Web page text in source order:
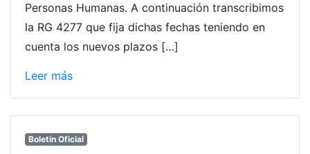
Personas Humanas. A continuación transcribimos
la RG 4277 que fija dichas fechas teniendo en
cuenta los nuevos plazos […]
Leer más
Boletín Oficial